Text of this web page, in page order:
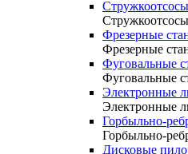
Стружкоотсосы
Стружкоотсосы
Фрезерные
Фрезерные
Фуговальные
Фуговальные
Электронные
Электронные
Горбыльно-
Горбыльно-
Дисковые